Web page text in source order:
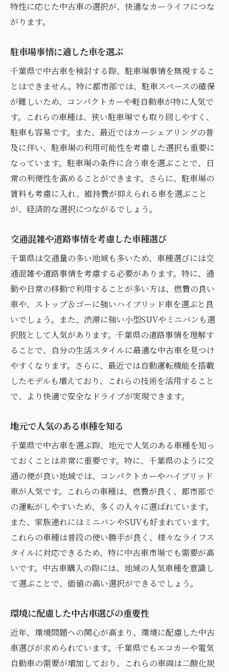
特性に応じた中古車の選択が、快適なカーライフにつな
がります。
駐車場事情に適した車を選ぶ
千葉県で中古車を検討する際、駐車場事情を無視するこ
とはできません。特に都市部では、駐車スペースの確保
が難しいため、コンパクトカーや軽自動車が特に人気で
す。これらの車種は、狭い駐車場でも取り回しやすく、
駐車も容易です。また、最近ではカーシェアリングの普
及に伴い、駐車場の利用可能性を考慮した選択も重要に
なっています。駐車場の条件に合う車を選ぶことで、日
常の利便性を高めることができます。さらに、駐車場の
賃料も考慮に入れ、維持費が抑えられる車を選ぶこと
が、経済的な選択につながるでしょう。
交通混雑や道路事情を考慮した車種選び
千葉県は交通量の多い地域も多いため、車種選びには交
通混雑や道路事情を考慮する必要があります。特に、通
勤や日常の移動で利用することが多い方は、燃費の良い
車や、ストップ＆ゴーに強いハイブリッド車を選ぶと良
いでしょう。また、渋滞に強い小型SUVやミニバンも選
択肢として人気があります。千葉県の道路事情を理解す
ることで、自分の生活スタイルに最適な中古車を見つけ
やすくなります。さらに、最近では自動運転機能を搭載
したモデルも増えており、これらの技術を活用すること
で、より快適で安全なドライブが実現できます。
地元で人気のある車種を知る
千葉県で中古車を選ぶ際、地元で人気のある車種を知っ
ておくことは非常に重要です。特に、千葉県のように交
通の便が良い地域では、コンパクトカーやハイブリッド
車が人気です。これらの車種は、燃費が良く、都市部で
の運転がしやすいため、多くの人々に選ばれています。
また、家族連れにはミニバンやSUVも好まれています。
これらの車種は普段の使い勝手が良く、様々なライフス
タイルに対応できるため、特に中古車市場でも需要が高
いです。中古車購入の際には、地域の人気車種を意識し
て選ぶことで、価値の高い選択ができるでしょう。
環境に配慮した中古車選びの重要性
近年、環境問題への関心が高まり、環境に配慮した中古
車選びが求められています。千葉県でもエコカーや電気
自動車の需要が増加しており、これらの車両は二酸化炭